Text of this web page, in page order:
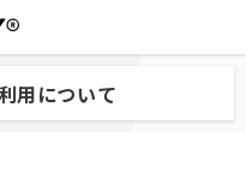
用について